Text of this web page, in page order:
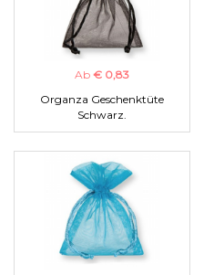
Ab € 0,83
Organza Geschenktüte
Schwarz.